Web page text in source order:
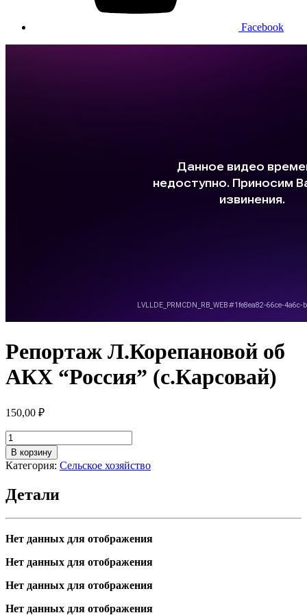
Facebook
Репортаж Л.Корепановой об
АКХ “Россия” (с.Карсовай)
150,00 ₽
Количество
товара
Репортаж
Л.Корепановой
АКХ
(с.Карсовай)
В корзину
Категория: Сельское хозяйство
Детали
Нет данных для отображения
Нет данных для отображения
Нет данных для отображения
Нет данных для отображения